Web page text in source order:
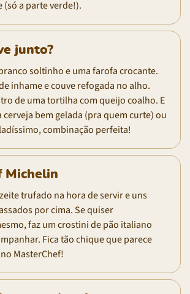
a parte verde!).
junto?
soltinho e uma farofa crocante.
inhame e couve refogada no alho.
de uma tortilha com queijo coalho. E
cerveja bem gelada (pra quem curte) ou
combinação perfeita!
Michelin
trufado na hora de servir e uns
por cima. Se quiser
faz um crostini de pão italiano
Fica tão chique que parece
MasterChef!